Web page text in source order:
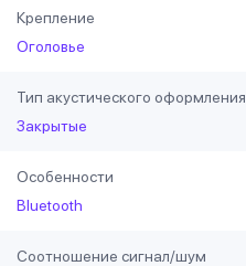
Крепление
Оголовье
Тип акустического оформления
Закрытые
Особенности
Bluetooth
Соотношение сигнал/шум